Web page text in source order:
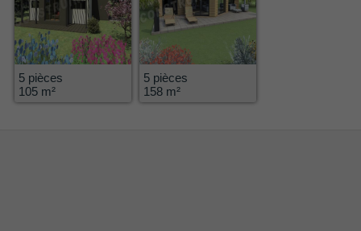
5 pièces
105 m²
5 pièces
158 m²